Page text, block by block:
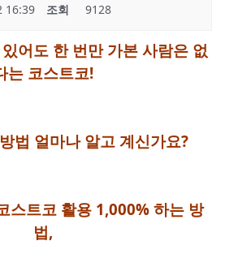
16:39 조회 9128
어도 한 번만 가본 사람은 없
는 코스트코!
법 얼마나 알고 계신가요?
스트코 활용 1,000% 하는 방
법,